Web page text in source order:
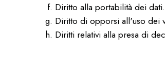
Diritto alla portabilità dei dati.
Diritto di opporsi all'uso dei
Diritti relativi alla presa di